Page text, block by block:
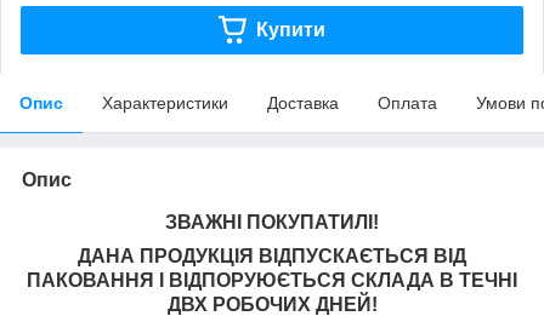
Купити
Опис Характеристики Доставка Оплата Умови
Опис
ЗВАЖНІ ПОКУПАТИЛІ!
ДАНА ПРОДУКЦІЯ ВІДПУСКАЄТЬСЯ ВІД
ПАКОВАННЯ І ВІДПОРУЮЄТЬСЯ СКЛАДА В ТЕЧНІ
ДВХ РОБОЧИХ ДНЕЙ!